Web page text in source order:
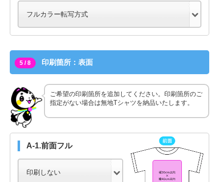
5 / 8 印刷箇所：表面
ご希望の印刷箇所を追加してください。印刷箇所のご
指定がない場合は無地Tシャツを納品いたします。
A-1.前面フル